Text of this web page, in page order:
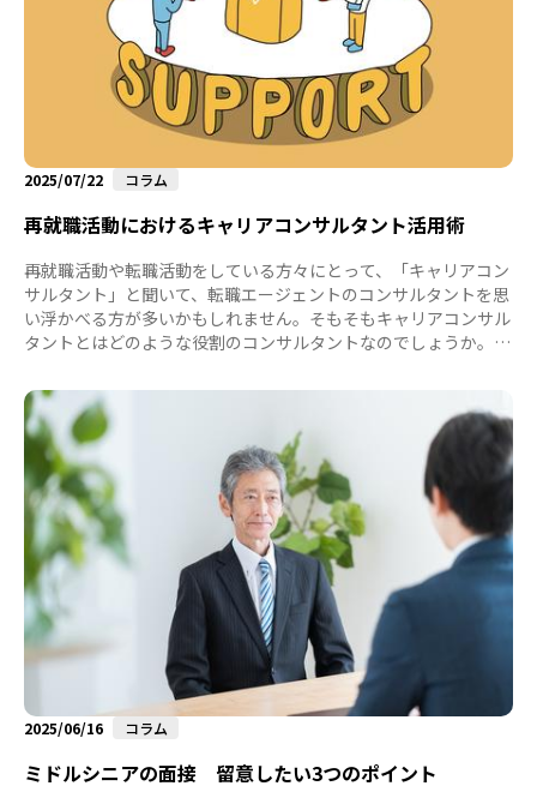
2025/07/22 コラム
再就職活動におけるキャリアコンサルタント活用術
再就職活動や転職活動をしている方々にとって、「キャリアコン
サルタント」と聞いて、転職エージェントのコンサルタントを思
い浮かべる方が多いかもしれません。そもそもキャリアコンサル
タントとはどのような役割のコンサルタントなのでしょうか。キ
援や職業能力の開発及び向上に関する相談に応じ、助言及び指導
を行う専門家」」となります。（※キャリアコンサルタントは国
家資格で認定された独占名称です）その役割の中には、労働市場
に応じた現実的な選択肢（求人案件）の提案も含まれるでしょ
う。転職エージェントのコンサルタントの場合、転職エージェン
トが保有する求人案件の...
2025/06/16 コラム
ミドルシニアの面接 留意したい3つのポイント